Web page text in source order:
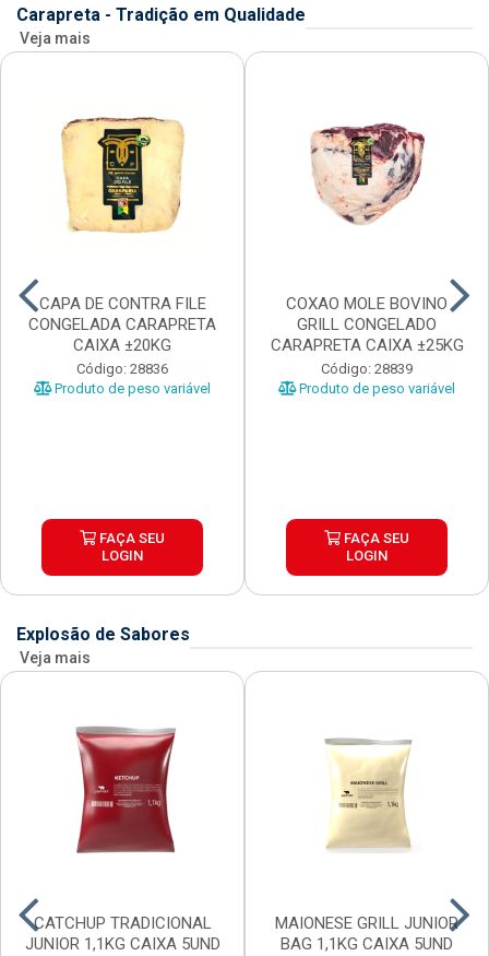
Carapreta - Tradição em Qualidade
Veja mais
CAPA DE CONTRA FILE
CONGELADA CARAPRETA
CAIXA ±20KG
Código: 28836
Produto de peso variável
FAÇA SEU
LOGIN
COXAO MOLE BOVINO
GRILL CONGELADO
CARAPRETA CAIXA ±25KG
Código: 28839
Produto de peso variável
FAÇA SEU
LOGIN
Explosão de Sabores
Veja mais
CATCHUP TRADICIONAL
JUNIOR 1,1KG CAIXA 5UND
MAIONESE GRILL JUNIOR
BAG 1,1KG CAIXA 5UND